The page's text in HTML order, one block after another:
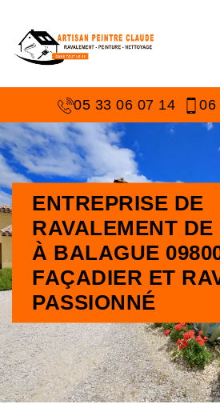
05 33 06 07 14 06
ENTREPRISE DE
RAVALEMENT
À BALAGUE
FAÇADIER ET
PASSIONNÉ